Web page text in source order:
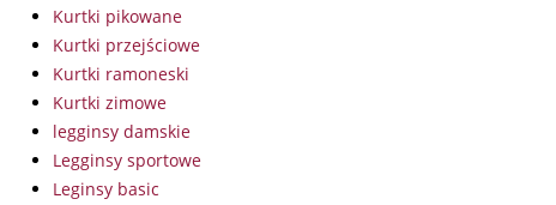
Kurtki pikowane
Kurtki przejściowe
Kurtki ramoneski
Kurtki zimowe
legginsy damskie
Legginsy sportowe
Leginsy basic